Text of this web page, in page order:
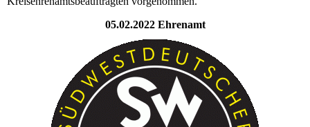
05.02.2022 Ehrenamt